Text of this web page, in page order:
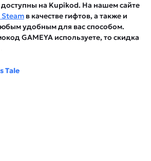
доступны на Kupikod. На нашем сайте
Steam в качестве гифтов, а также и
удобным для вас способом.
GAMEYA используете, то скидка
Tale